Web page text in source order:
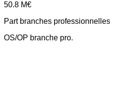
50.8 M€
Part branches professionnelles
OS/OP branche pro.